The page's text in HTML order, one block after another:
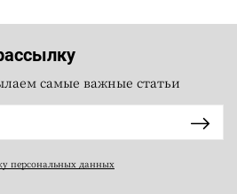
самые важные статьи
персональных данных